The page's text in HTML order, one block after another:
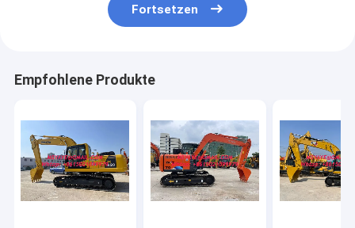
Fortsetzen
Empfohlene Produkte